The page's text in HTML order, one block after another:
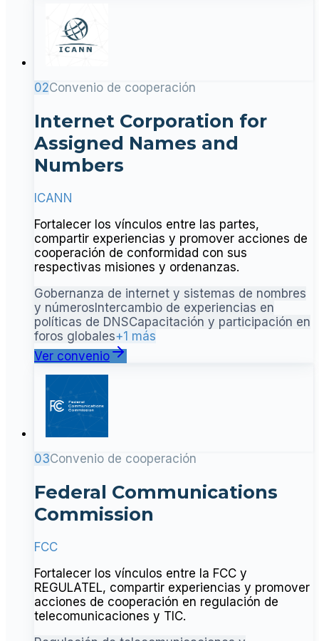
02Convenio de cooperación
Internet Corporation for
Assigned Names and
Numbers
ICANN
Fortalecer los vínculos entre las partes,
compartir experiencias y promover acciones de
cooperación de conformidad con sus
respectivas misiones y ordenanzas.
Gobernanza de internet y sistemas de nombres
y númerosIntercambio de experiencias en
políticas de DNSCapacitación y participación en
foros globales+1 más
Ver convenio
03Convenio de cooperación
Federal Communications
Commission
FCC
Fortalecer los vínculos entre la FCC y
REGULATEL, compartir experiencias y promover
acciones de cooperación en regulación de
telecomunicaciones y TIC.